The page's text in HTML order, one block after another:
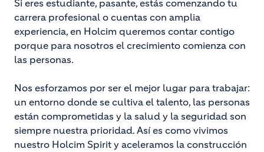
Si eres estudiante, pasante, estás comenzando tu
carrera profesional o cuentas con amplia
experiencia, en Holcim queremos contar contigo
porque para nosotros el crecimiento comienza con
las personas.
Nos esforzamos por ser el mejor lugar para trabajar:
un entorno donde se cultiva el talento, las personas
están comprometidas y la salud y la seguridad son
siempre nuestra prioridad. Así es como vivimos
nuestro Holcim Spirit y aceleramos la construcción